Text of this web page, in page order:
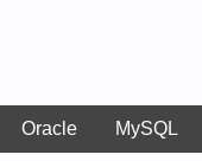
Oracle MySQL